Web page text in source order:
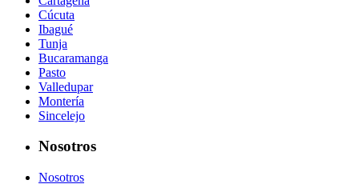
Cúcuta
Ibagué
Tunja
Bucaramanga
Pasto
Valledupar
Montería
Sincelejo
Nosotros
Nosotros